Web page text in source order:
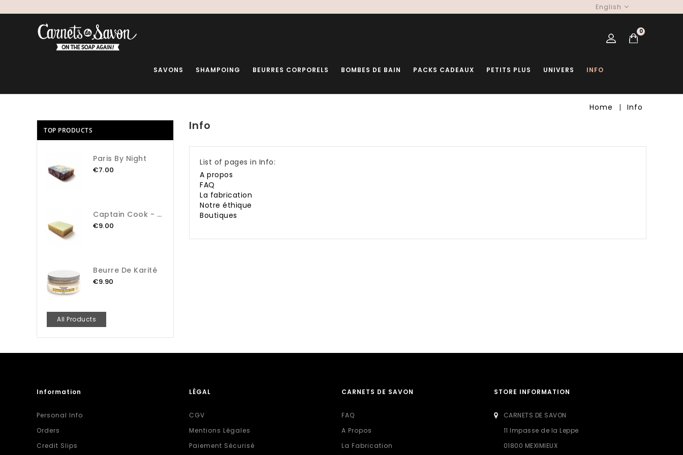
English
0
SAVONS SHAMPOING BEURRES CORPORELS BOMBES DE BAIN PACKS CADEAUX PETITS PLUS UNIVERS INFO
Home Info
TOP PRODUCTS
Paris By Night
€7.00
Captain Cook - Assainir
€9.00
Beurre De Karité
€9.90
All Products
Info
List of pages in Info:
A propos
FAQ
La fabrication
Notre éthique
Boutiques
Information
Personal Info
Orders
Credit Slips
LÉGAL
CGV
Mentions Légales
Paiement Sécurisé
CARNETS DE SAVON
FAQ
A Propos
La Fabrication
STORE INFORMATION
CARNETS DE SAVON
11 Impasse de la Leppe
01800 MEXIMIEUX